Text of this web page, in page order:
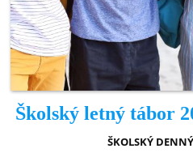
Školský letný tábor
ŠKOLSKÝ